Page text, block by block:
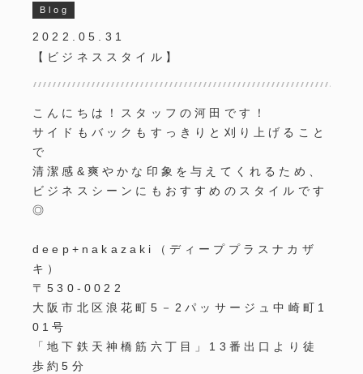
Blog
2022.05.31
【ビジネススタイル】
こんにちは！スタッフの河田です！
サイドもバックもすっきりと刈り上げること
で
清潔感&爽やかな印象を与えてくれるため、
ビジネスシーンにもおすすめのスタイルです
◎
deep+nakazaki
（ディーププラスナカザ
キ）
〒530-0022
大阪市北区浪花町 5 － 2パッサージュ中崎町 1
01号
「地下鉄天神橋筋六丁目」 13 番出口より徒
歩約5 分